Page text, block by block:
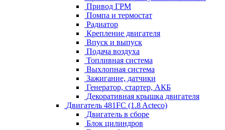
Привод ГРМ
Помпа и термостат
Радиатор
Крепление двигателя
Впуск и выпуск
Подача воздуха
Топливная система
Выхлопная система
Зажигание, датчики
Генератор, стартер, АКБ
Декоративная крышка двигателя
Двигатель 481FC (1.8 Acteco)
Двигатель в сборе
Блок цилиндров